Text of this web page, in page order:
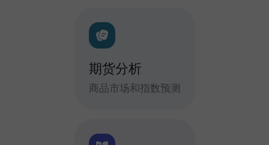
期货分析
商品市场和指数预测